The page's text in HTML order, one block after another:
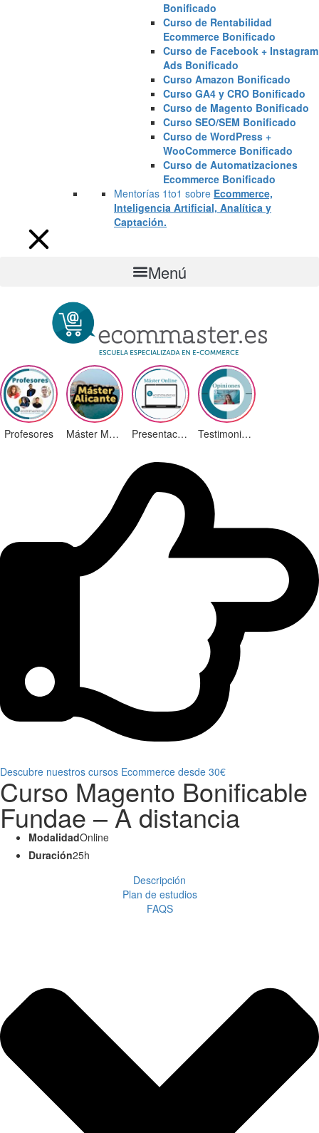
Bonificado
Curso de Rentabilidad
Ecommerce Bonificado
Curso de Facebook + Instagram
Ads Bonificado
Curso Amazon Bonificado
Curso GA4 y CRO Bonificado
Curso de Magento Bonificado
Curso SEO/SEM Bonificado
Curso de WordPress +
WooCommerce Bonificado
Curso de Automatizaciones
Ecommerce Bonificado
Mentorías 1to1 sobre Ecommerce,
Inteligencia Artificial, Analítica y
Captación.
Menú
Profesores Máster Marketing Digital en Alicante Presentación ¡Nuevas Ediciones! Testimonios Alumnos
Descubre nuestros cursos Ecommerce desde 30€
Curso Magento Bonificable
Fundae – A distancia
ModalidadOnline
Duración25h
Descripción
Plan de estudios
FAQS